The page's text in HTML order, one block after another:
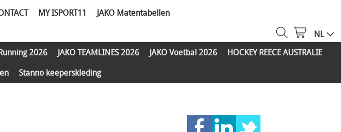
MY ISPORT11
JAKO Matentabellen
NL
2026 JAKO TEAMLINES 2026 JAKO Voetbal 2026
HOCKEY REECE AUSTRALIE
Stanno keeperskleding